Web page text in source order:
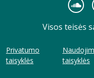
Visos teisės
Privatumo
taisyklės
taisyklės